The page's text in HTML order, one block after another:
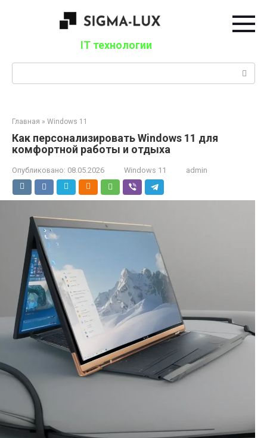
IT технологии
Главная » Windows 11
Как персонализировать Windows 11 для
комфортной работы и отдыха
Опубликовано: 08.05.2026 Windows 11 admin